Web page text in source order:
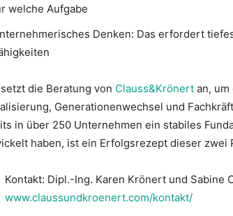
welche Aufgabe
Denken: Das erfordert
die Beratung von Clauss&Krönert an,
Generationenwechsel und
in über 250 Unternehmen ein stabiles
haben, ist ein Erfolgsrezept dieser zwei
Kontakt: Dipl.-Ing. Karen Krönert und Sabine
www.claussundkroenert.com/kontakt/